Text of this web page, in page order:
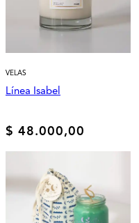
VELAS
Línea Isabel
$ 48.000,00